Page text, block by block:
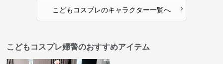
こどもコスプレのキャラクター一覧へ ›
こどもコスプレ婦警のおすすめアイテム